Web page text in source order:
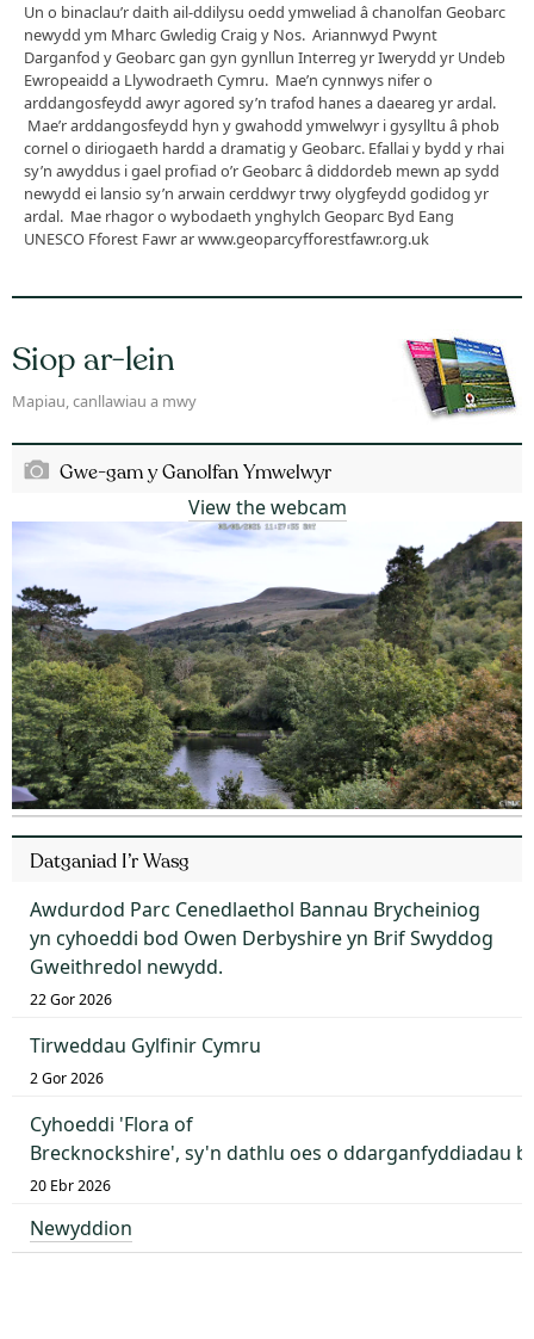
Un o binaclau’r daith ail-ddilysu oedd ymweliad â chanolfan Geobarc
newydd ym Mharc Gwledig Craig y Nos. Ariannwyd Pwynt
Darganfod y Geobarc gan gyn gynllun Interreg yr Iwerydd yr Undeb
Ewropeaidd a Llywodraeth Cymru. Mae’n cynnwys nifer o
arddangosfeydd awyr agored sy’n trafod hanes a daeareg yr ardal.
Mae’r arddangosfeydd hyn y gwahodd ymwelwyr i gysylltu â phob
cornel o diriogaeth hardd a dramatig y Geobarc. Efallai y bydd y rhai
sy’n awyddus i gael profiad o’r Geobarc â diddordeb mewn ap sydd
newydd ei lansio sy’n arwain cerddwyr trwy olygfeydd godidog yr
ardal. Mae rhagor o wybodaeth ynghylch Geoparc Byd Eang
UNESCO Fforest Fawr ar www.geoparcyfforestfawr.org.uk
Siop ar-lein
Mapiau, canllawiau a mwy
Gwe-gam y Ganolfan Ymwelwyr
View the webcam
Datganiad I’r Wasg
Awdurdod Parc Cenedlaethol Bannau Brycheiniog
yn cyhoeddi bod Owen Derbyshire yn Brif Swyddog
Gweithredol newydd.
22 Gor 2026
Tirweddau Gylfinir Cymru
2 Gor 2026
Cyhoeddi 'Flora of
Brecknockshire', sy'n dathlu oes o ddarganfyddiadau
20 Ebr 2026
Newyddion